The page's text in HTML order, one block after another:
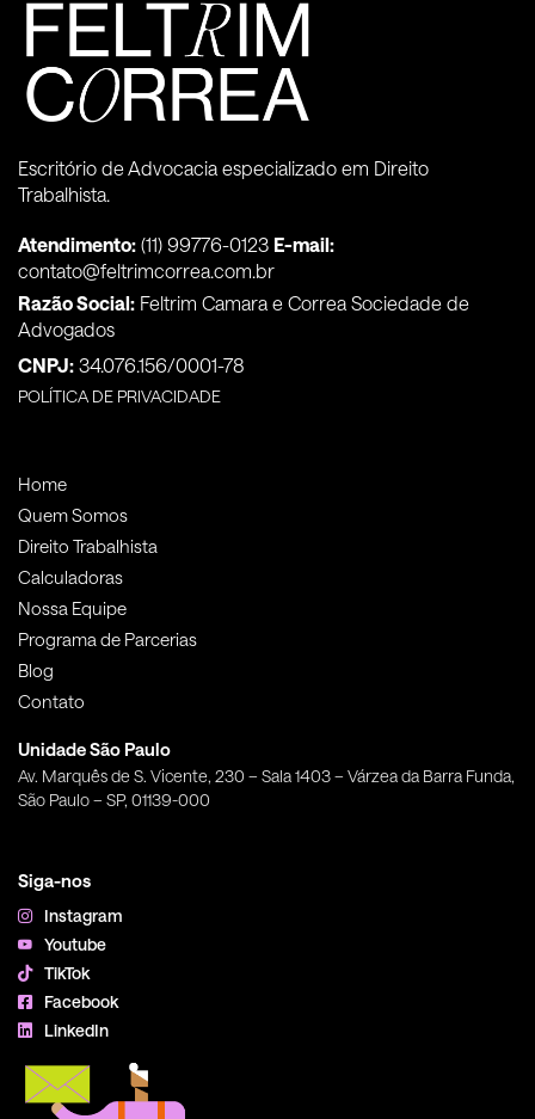
Escritório de Advocacia especializado em Direito
Trabalhista.
Atendimento: (11) 99776-0123 E-mail:
contato@feltrimcorrea.com.br
Razão Social: Feltrim Camara e Correa Sociedade de
Advogados
CNPJ: 34.076.156/0001-78
POLÍTICA DE PRIVACIDADE
Home
Quem Somos
Direito Trabalhista
Calculadoras
Nossa Equipe
Programa de Parcerias
Blog
Contato
Unidade São Paulo
Av. Marquês de S. Vicente, 230 – Sala 1403 – Várzea da Barra Funda,
São Paulo – SP, 01139-000
Siga-nos
Instagram
Youtube
TikTok
Facebook
LinkedIn